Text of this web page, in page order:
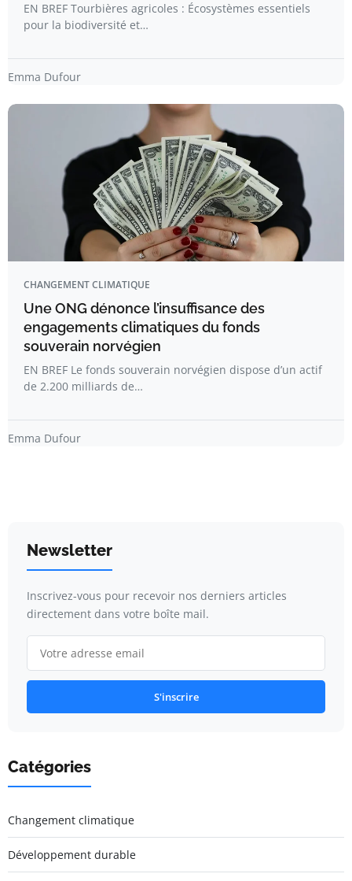
EN BREF Tourbières agricoles : Écosystèmes essentiels
pour la biodiversité et…
Emma Dufour
CHANGEMENT CLIMATIQUE
Une ONG dénonce l’insuffisance des
engagements climatiques du fonds
souverain norvégien
EN BREF Le fonds souverain norvégien dispose d’un actif
de 2.200 milliards de…
Emma Dufour
Newsletter
Inscrivez-vous pour recevoir nos derniers articles
directement dans votre boîte mail.
S'inscrire
Catégories
Changement climatique
Développement durable